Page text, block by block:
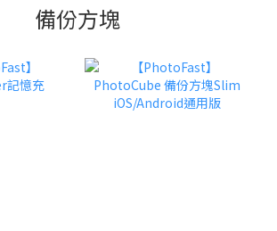
備份方塊